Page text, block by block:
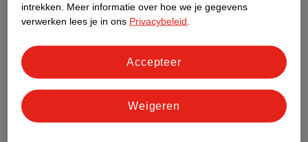
Kruidvat.nl ophaalpunt
Laat je bestelling snel en gemakkelijk bezorgen in de
Kruidvat is een gecertificeerd drogist. Dit betekent dat je
intrekken.
Meer informatie over hoe we je gegevens
verwerken lees je in ons Privacybeleid
Weigeren
Accepteer